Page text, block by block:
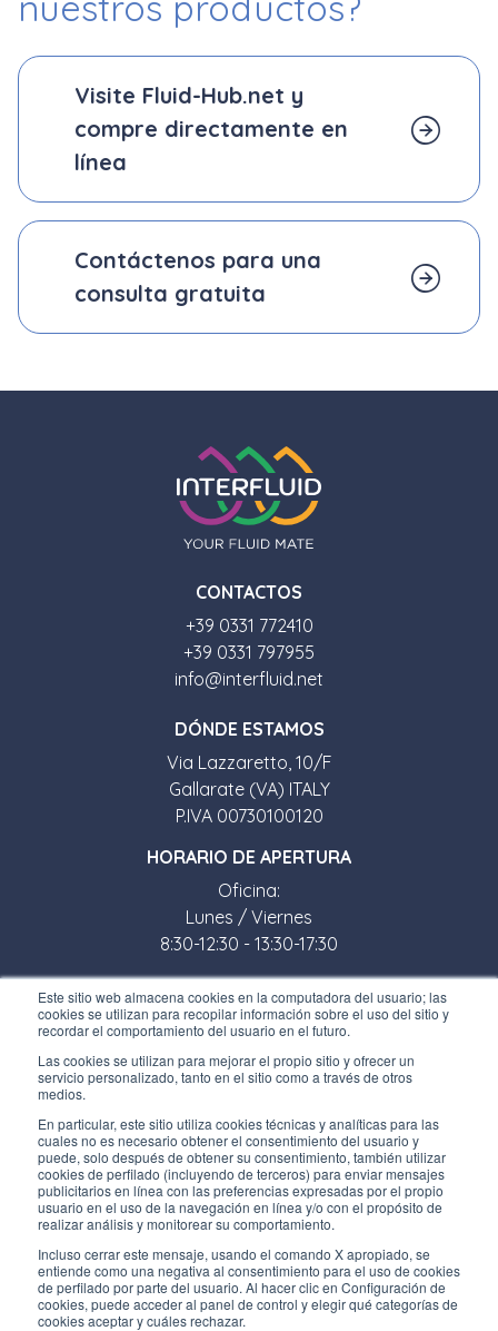
Este sitio web almacena cookies en la computadora del usuario; las
cookies se utilizan para recopilar información sobre el uso del sitio y
recordar el comportamiento del usuario en el futuro.
Las cookies se utilizan para mejorar el propio sitio y ofrecer un
servicio personalizado, tanto en el sitio como a través de otros
medios.
En particular, este sitio utiliza cookies técnicas y analíticas para las
cuales no es necesario obtener el consentimiento del usuario y
puede, solo después de obtener su consentimiento, también utilizar
cookies de perfilado (incluyendo de terceros) para enviar mensajes
publicitarios en línea con las preferencias expresadas por el propio
usuario en el uso de la navegación en línea y/o con el propósito de
realizar análisis y monitorear su comportamiento.
Incluso cerrar este mensaje, usando el comando X apropiado, se
entiende como una negativa al consentimiento para el uso de cookies
de perfilado por parte del usuario. Al hacer clic en Configuración de
cookies, puede acceder al panel de control y elegir qué categorías de
cookies aceptar y cuáles rechazar.
Visite Fluid-Hub.net y
compre directamente en
línea
Contáctenos para una
consulta gratuita
CONTACTOS
+39 0331 772410
+39 0331 797955
info@interfluid.net
DÓNDE ESTAMOS
Via Lazzaretto, 10/F
Gallarate (VA) ITALY
P.IVA 00730100120
HORARIO DE APERTURA
Oficina:
Lunes / Viernes
8:30-12:30 - 13:30-17:30
Tienda:
Lunes / Viernes
8:30-12:00 - 13:30-17:00
Subscríbete a nuestro boletín
Trabaja con nosotros
Los envases de Interfluid
Proyecto de transformación digital
MANT É GASE AL D ÍA